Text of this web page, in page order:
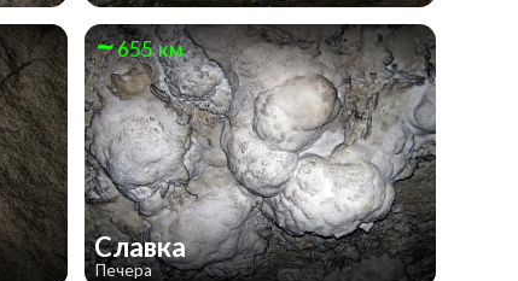
655 км
Славка
Печера